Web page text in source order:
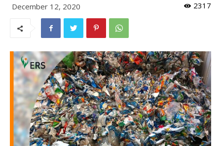
December 12, 2020 2317